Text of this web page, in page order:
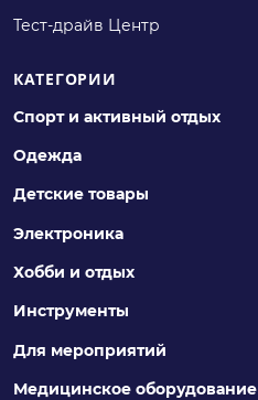
Тест-драйв Центр
КАТЕГОРИИ
Спорт и активный отдых
Одежда
Детские товары
Электроника
Хобби и отдых
Инструменты
Для мероприятий
Медицинское оборудование